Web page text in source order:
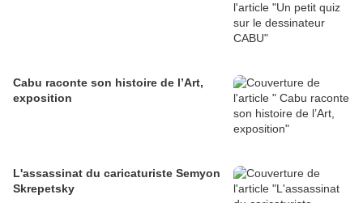
Cabu raconte son histoire de l’Art,
exposition
L'assassinat du caricaturiste Semyon
Skrepetsky